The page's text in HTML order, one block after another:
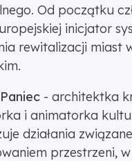
Od początku
inicjator
rewitalizacji miast
- architektka
i animatorka
działania
przestrzeni,